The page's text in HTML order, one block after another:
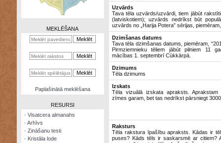
kalkulators
MEKLĒŠANA
Paplašinātā meklēšana
RESURSI
· Visatcera almanahs
· Arhīvs
· Zināšanu testi
· Kristāla lode
Uzvārds
Tava tēla uzvārds/uzvārdi, tiem jābūt
(latviskotiem); uzvārds nedrīkst būt
uzvārds no „Harija Potera” sērijas,
Dzimšanas datums
Tava tēla dzimšanas datums, piemēram,
Pirmziemnieku tēliem jābūt pilniem 11
mācības 1. septembrī Cūkkārpā.
Dzimums
Tēla dzimums
Izskats
Tēla vizuālā izskata apraksts.
zīmes garam, bet tas nedrīkst pārsniegt
Raksturs
Tēla rakstura īpašību apraksts. Kādas ir
puses? Kāds tēls ir saskarsmē ar citiem?